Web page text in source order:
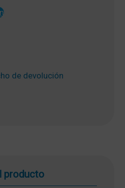
€.
de devolución
producto